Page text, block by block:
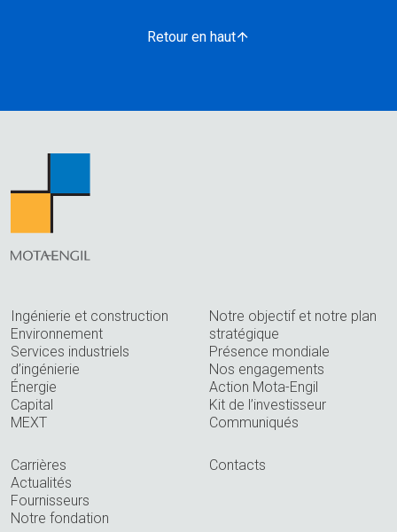
Retour en haut
Ingénierie et construction
Environnement
Services industriels
d’ingénierie
Énergie
Capital
MEXT
Notre objectif et notre plan
stratégique
Présence mondiale
Nos engagements
Action Mota-Engil
Kit de l’investisseur
Communiqués
Carrières
Actualités
Fournisseurs
Notre fondation
Contacts